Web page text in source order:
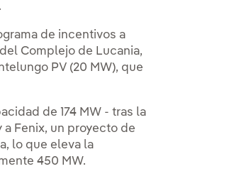
de incentivos a
Complejo de Lucania,
PV (20 MW), que
de 174 MW - tras la
Fenix, un proyecto de
lo que eleva la
450 MW.